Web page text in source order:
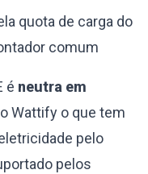
quota de carga do
comum
é neutra em
Wattify o que tem
pelo
pelos